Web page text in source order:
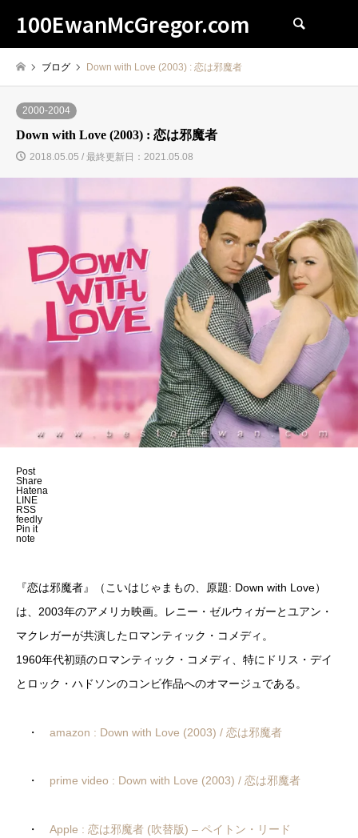
100EwanMcGregor.com
ブログ Down with Love (2003) : 恋は邪魔者
2000-2004
Down with Love (2003) : 恋は邪魔者
2018.05.05 / 最終更新日：2021.05.08
Post
Share
Hatena
LINE
RSS
feedly
Pin it
note
『恋は邪魔者』（こいはじゃまもの、原題: Down with Love）
は、2003年のアメリカ映画。レニー・ゼルウィガーとユアン・
マクレガーが共演したロマンティック・コメディ。
1960年代初頭のロマンティック・コメディ、特にドリス・デイ
とロック・ハドソンのコンビ作品へのオマージュである。
・ amazon : Down with Love (2003) / 恋は邪魔者
・ prime video : Down with Love (2003) / 恋は邪魔者
・ Apple : 恋は邪魔者 (吹替版) – ペイトン・リード